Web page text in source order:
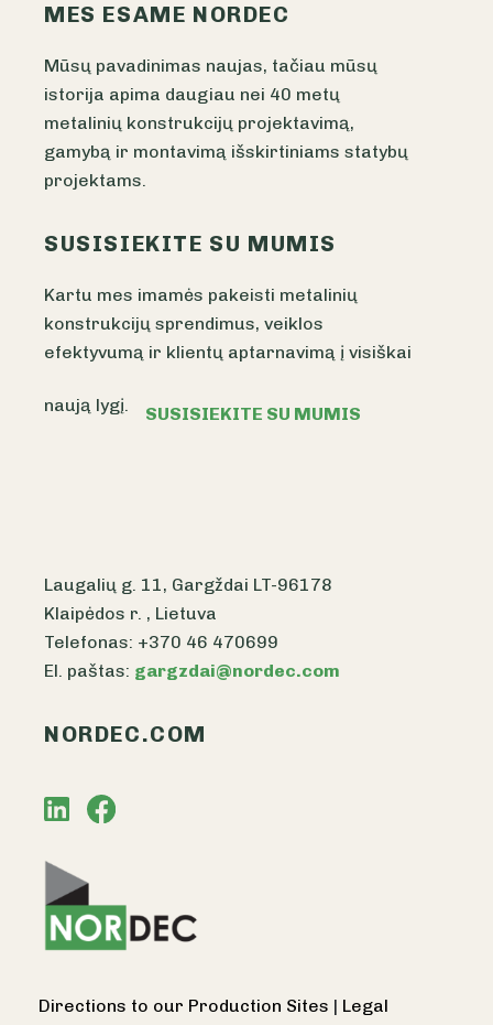
MES ESAME NORDEC
Mūsų pavadinimas naujas, tačiau mūsų
istorija apima daugiau nei 40 metų
metalinių konstrukcijų projektavimą,
gamybą ir montavimą išskirtiniams statybų
projektams.
SUSISIEKITE SU MUMIS
Kartu mes imamės pakeisti metalinių
konstrukcijų sprendimus, veiklos
efektyvumą ir klientų aptarnavimą į visiškai
naują lygį. SUSISIEKITE SU MUMIS
Laugalių g. 11, Gargždai LT-96178
Klaipėdos r. , Lietuva
Telefonas: +370 46 470699
El. paštas: gargzdai@nordec.com
NORDEC.COM
Directions to our Production Sites | Legal